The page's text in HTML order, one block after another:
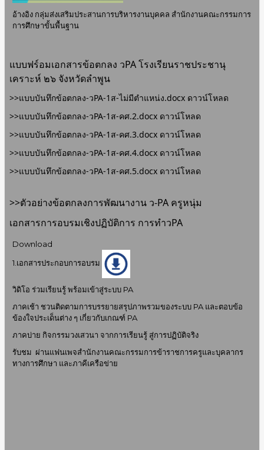
อ้างอิง​ กลุ่มส่งเสริมประสานการบริหารงานบุคคล สำนักงานคณะกรรมการ
การศึกษาขั้นพื้นฐาน
แบบฟร์อมเอกสารข้อตกลง วPA โรงเรียนราชประชานุ
เคราะห์ ๒๖ จังหวัดลำพูน
>>แบบบันทึกข้อตกลง-วPA-1ส-ไม่มีตำแหน่ง.docx ดาวน์โหลด
>>แบบบันทึกข้อตกลง-วPA-1ส-คศ.2.docx ดาวน์โหลด
>>แบบบันทึกข้อตกลง-วPA-1ส-คศ.3.docx ดาวน์โหลด
>>แบบบันทึกข้อตกลง-วPA-1ส-คศ.4.docx ดาวน์โหลด
>>แบบบันทึกข้อตกลง-วPA-1ส-คศ.5.docx ดาวน์โหลด
>>ตัวอย่างข้อตกลงการพัฒนางาน ว-PA ครูหนุ่ม
เอกสารการอบรมเชิงปฏิบัติการ การทำวPA
Download
1.เอกสารประกอบการอบรม
วิดิโอ ร่วมเรียนรู้ พร้อมเข้าสู่ระบบ PA
ภาคเช้า ชวนติดตามการบรรยายสรุปภาพรวมของระบบ PA และตอบข้อ
ข้องใจประเด็นต่าง ๆ เกี่ยวกับเกณฑ์ PA
ภาคบ่าย กิจกรรมวงเสวนา จากการเรียนรู้ สู่การปฏิบัติจริง
รับชม ผ่านแฟนเพจสำนักงานคณะกรรมการข้าราชการครูและบุคลากร
ทางการศึกษา และภาคีเครือข่าย